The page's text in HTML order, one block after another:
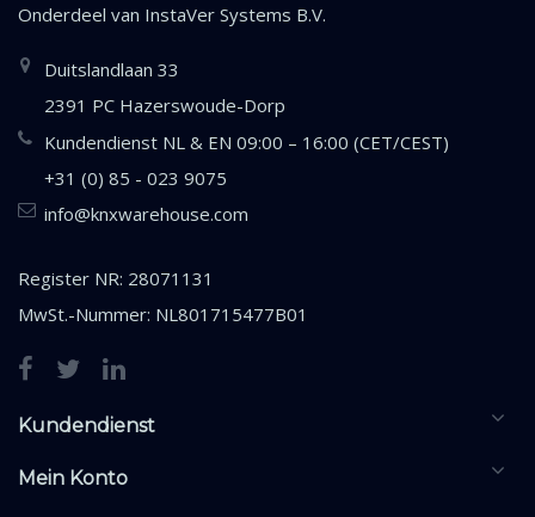
Onderdeel van InstaVer Systems B.V.
Duitslandlaan 33
2391 PC Hazerswoude-Dorp
Kundendienst NL & EN 09:00 – 16:00 (CET/CEST)
+31 (0) 85 - 023 9075
info@knxwarehouse.com
Register NR: 28071131
MwSt.-Nummer: NL801715477B01
Kundendienst
Mein Konto